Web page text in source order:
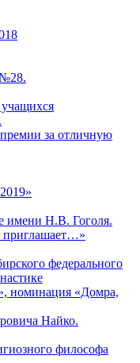
за отличную
имени Н.В. Гоголя.
приглашает…»
федерального
номинация «Домра,
Найко.
философа